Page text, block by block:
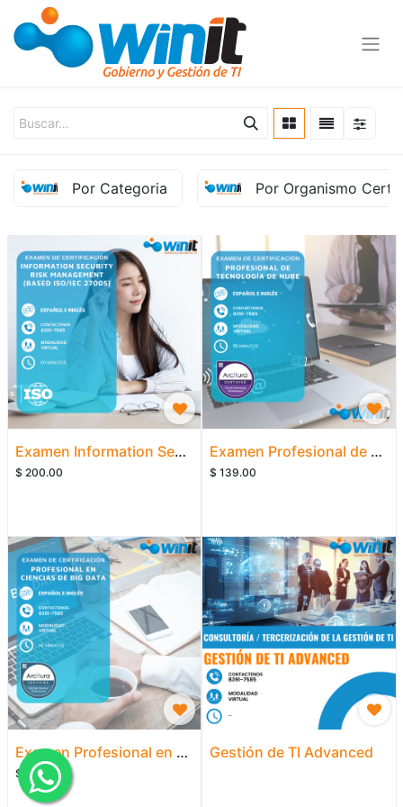
Por Categoria Por Organismo
Examen Information Security Risk Management (Based ISO/IEC 27005)
$ 200.00
Examen Profesional de Tecnología de Nube
$ 139.00
Examen Profesional en Ciencias de Big Data
$ 139.00
Gestión de TI Advanced